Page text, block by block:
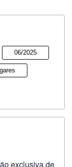
06/2025
exclusiva de